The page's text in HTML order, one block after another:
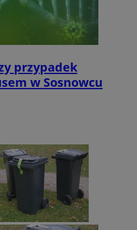
przypadek
w Sosnowcu